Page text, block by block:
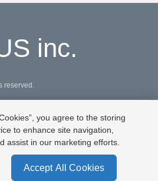
reserved.
リーガル情報
you agree to the storing
to enhance site navigation,
assist in our marketing efforts.
Accept All Cookies